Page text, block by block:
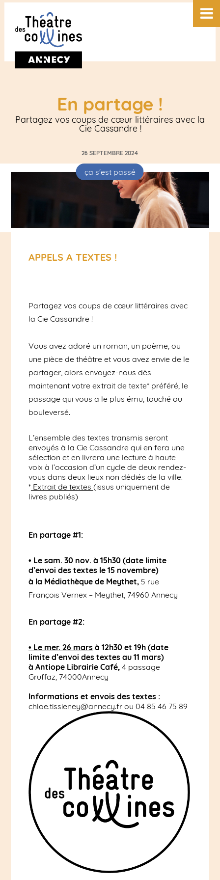
En partage !
Partagez vos coups de cœur littéraires avec la
Cie Cassandre !
26 SEPTEMBRE 2024
ça s'est passé
APPELS A TEXTES !
Partagez vos coups de cœur littéraires avec
la Cie Cassandre !
Vous avez adoré un roman, un poème, ou
une pièce de théâtre et vous avez envie de le
partager, alors envoyez-nous dès
maintenant votre extrait de texte* préféré, le
passage qui vous a le plus ému, touché ou
bouleversé.
L’ensemble des textes transmis seront
envoyés à la Cie Cassandre qui en fera une
sélection et en livrera une lecture à haute
voix à l’occasion d’un cycle de deux rendez-
vous dans deux lieux non dédiés de la ville.
*Extrait de textes (issus uniquement de
livres publiés)
En partage #1:
• Le sam. 30 nov. à 15h30 (date limite
d’envoi des textes le 15 novembre)
à la Médiathèque de Meythet, 5 rue
François Vernex – Meythet, 74960 Annecy
En partage #2:
• Le mer. 26 marsà 12h30 et 19h (date
limite d’envoi des textes au 11 mars)
à Antiope Librairie Café, 4 passage
Gruffaz, 74000Annecy
Informations et envois des textes :
chloe.tissieney@annecy.fr ou 04 85 46 75 89